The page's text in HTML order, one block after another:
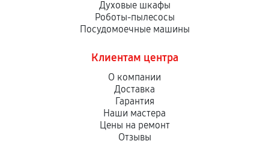
Духовые шкафы
Роботы-пылесосы
Посудомоечные машины
Клиентам центра
О компании
Доставка
Гарантия
Наши мастера
Цены на ремонт
Отзывы